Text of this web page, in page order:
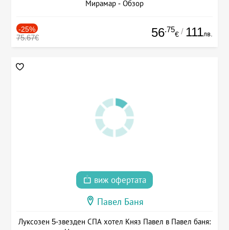
Мирамар - Обзор
-25%
75.67€ 56.75
€ / 111лв.
виж офертата
Павел Баня
Луксозен 5-звезден СПА хотел Княз Павел в Павел баня: